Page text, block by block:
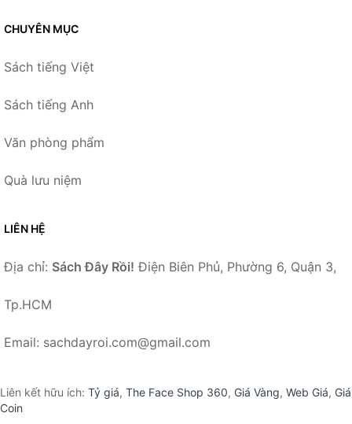
CHUYÊN MỤC
Sách tiếng Việt
Sách tiếng Anh
Văn phòng phẩm
Quà lưu niệm
LIÊN HỆ
Địa chỉ: Sách Đây Rồi! Điện Biên Phủ, Phường 6, Quận 3,
Tp.HCM
Email: sachdayroi.com@gmail.com
Liên kết hữu ích: Tỷ giá, The Face Shop 360, Giá Vàng, Web Giá, Giá
Coin